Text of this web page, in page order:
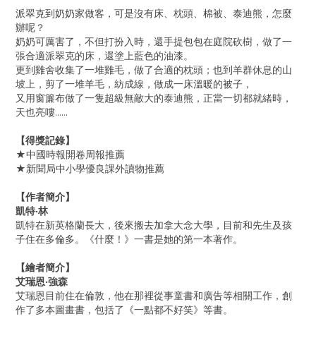
派翠克到奶奶家做客，可是沒有床、枕頭、棉被、泰迪熊，怎麼
辦呢？
奶奶可厲害了，不但打扮入時，還手提包包在庭院砍樹，做了一
張合適派翠克的床，還塗上藍色的油漆。
更到雞舍收集了一堆雞毛，做了合適的枕頭；也到羊群休息的山
坡上，剪了一堆羊毛，紡成線，做成一床溫暖的被子，
又用窗簾布做了一隻超級無敵大的泰迪熊，正當一切都就緒時，
天也亮嘍......
【得獎記錄】
★中國時報開卷周報推薦
★新聞局中小學優良課外讀物推薦
【作者簡介】
凱特‧林
凱特在新英格蘭長大，後來搬去加拿大念大學，目前和先生及孩
子住在多倫多。《什麼！》一書是她的第一本著作。
【繪者簡介】
艾瑞恩‧強森
艾瑞恩目前住在倫敦，他在那裡從事童書和廣告等相關工作，創
作了多本圖畫書，包括了《一點都不好笑》等書。